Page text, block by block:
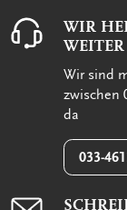
WIR
WEITER
Wir sind
zwischen
da
033-